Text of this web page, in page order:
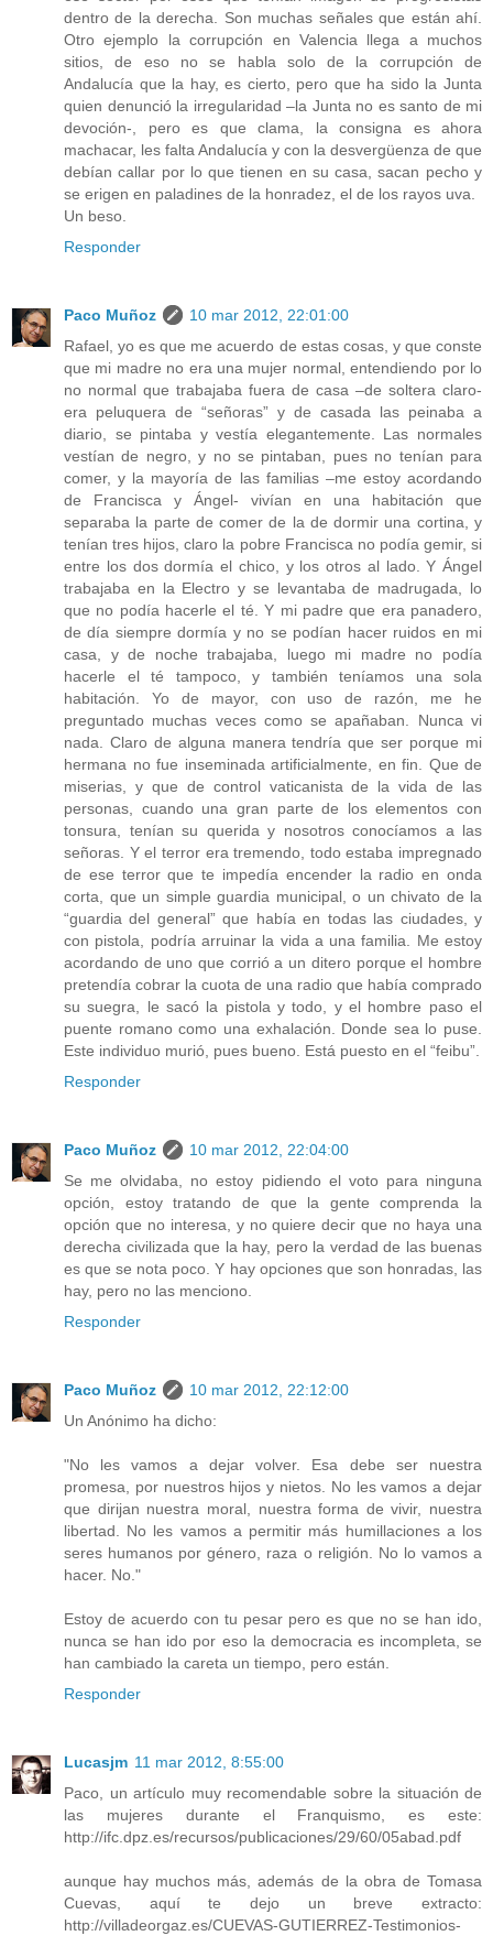
dentro de la derecha. Son muchas señales que están ahí.
Otro ejemplo la corrupción en Valencia llega a muchos
sitios, de eso no se habla solo de la corrupción de
Andalucía que la hay, es cierto, pero que ha sido la Junta
quien denunció la irregularidad –la Junta no es santo de mi
devoción-, pero es que clama, la consigna es ahora
machacar, les falta Andalucía y con la desvergüenza de que
debían callar por lo que tienen en su casa, sacan pecho y
se erigen en paladines de la honradez, el de los rayos uva.
Un beso.
Responder
Paco Muñoz
10 mar 2012, 22:01:00
Rafael, yo es que me acuerdo de estas cosas, y que conste
que mi madre no era una mujer normal, entendiendo por lo
no normal que trabajaba fuera de casa –de soltera claro-
era peluquera de “señoras” y de casada las peinaba a
diario, se pintaba y vestía elegantemente. Las normales
vestían de negro, y no se pintaban, pues no tenían para
comer, y la mayoría de las familias –me estoy acordando
de Francisca y Ángel- vivían en una habitación que
separaba la parte de comer de la de dormir una cortina, y
tenían tres hijos, claro la pobre Francisca no podía gemir, si
entre los dos dormía el chico, y los otros al lado. Y Ángel
trabajaba en la Electro y se levantaba de madrugada, lo
que no podía hacerle el té. Y mi padre que era panadero,
de día siempre dormía y no se podían hacer ruidos en mi
casa, y de noche trabajaba, luego mi madre no podía
hacerle el té tampoco, y también teníamos una sola
habitación. Yo de mayor, con uso de razón, me he
preguntado muchas veces como se apañaban. Nunca vi
nada. Claro de alguna manera tendría que ser porque mi
hermana no fue inseminada artificialmente, en fin. Que de
miserias, y que de control vaticanista de la vida de las
personas, cuando una gran parte de los elementos con
tonsura, tenían su querida y nosotros conocíamos a las
señoras. Y el terror era tremendo, todo estaba impregnado
de ese terror que te impedía encender la radio en onda
corta, que un simple guardia municipal, o un chivato de la
“guardia del general” que había en todas las ciudades, y
con pistola, podría arruinar la vida a una familia. Me estoy
acordando de uno que corrió a un ditero porque el hombre
pretendía cobrar la cuota de una radio que había comprado
su suegra, le sacó la pistola y todo, y el hombre paso el
puente romano como una exhalación. Donde sea lo puse.
Este individuo murió, pues bueno. Está puesto en el “feibu”.
Responder
Paco Muñoz
10 mar 2012, 22:04:00
Se me olvidaba, no estoy pidiendo el voto para ninguna
opción, estoy tratando de que la gente comprenda la
opción que no interesa, y no quiere decir que no haya una
derecha civilizada que la hay, pero la verdad de las buenas
es que se nota poco. Y hay opciones que son honradas, las
hay, pero no las menciono.
Responder
Paco Muñoz
10 mar 2012, 22:12:00
Un Anónimo ha dicho:
"No les vamos a dejar volver. Esa debe ser nuestra
promesa, por nuestros hijos y nietos. No les vamos a dejar
que dirijan nuestra moral, nuestra forma de vivir, nuestra
libertad. No les vamos a permitir más humillaciones a los
seres humanos por género, raza o religión. No lo vamos a
hacer. No."
Estoy de acuerdo con tu pesar pero es que no se han ido,
nunca se han ido por eso la democracia es incompleta, se
han cambiado la careta un tiempo, pero están.
Responder
Lucasjm 11 mar 2012, 8:55:00
Paco, un artículo muy recomendable sobre la situación de
las mujeres durante el Franquismo, es este:
http://ifc.dpz.es/recursos/publicaciones/29/60/05abad.pdf
aunque hay muchos más, además de la obra de Tomasa
Cuevas, aquí te dejo un breve extracto:
http://villadeorgaz.es/CUEVAS-GUTIERREZ-Testimonios-